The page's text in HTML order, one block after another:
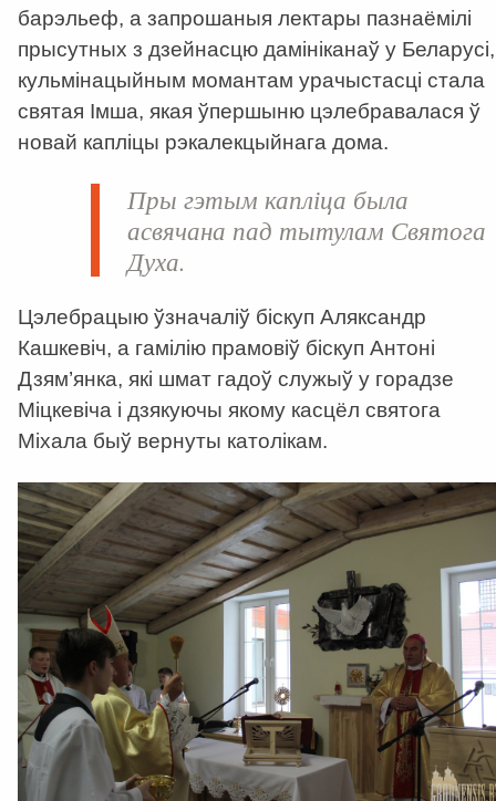
барэльеф, а запрошаныя лектары пазнаёмілі
прысутных з дзейнасцю дамініканаў у Беларусі,
кульмінацыйным момантам урачыстасці стала
святая Імша, якая ўпершыню цэлебравалася ў
новай капліцы рэкалекцыйнага дома.
Пры гэтым капліца была
асвячана пад тытулам Святога
Духа.
Цэлебрацыю ўзначаліў біскуп Аляксандр
Кашкевіч, а гамілію прамовіў біскуп Антоні
Дзям’янка, які шмат гадоў служыў у горадзе
Міцкевіча і дзякуючы якому касцёл святога
Міхала быў вернуты католікам.